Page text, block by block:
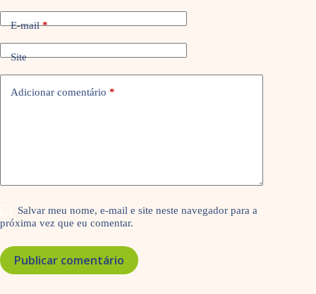
E-mail*
Site
Adicionar comentário *
Salvar meu nome, e-mail e site neste navegador para a
próxima vez que eu comentar.
Publicar comentário